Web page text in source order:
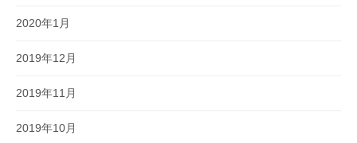
2020年1月
2019年12月
2019年11月
2019年10月